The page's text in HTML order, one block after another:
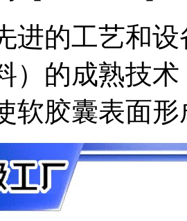
进的工艺和
）的成熟技
软胶囊表面